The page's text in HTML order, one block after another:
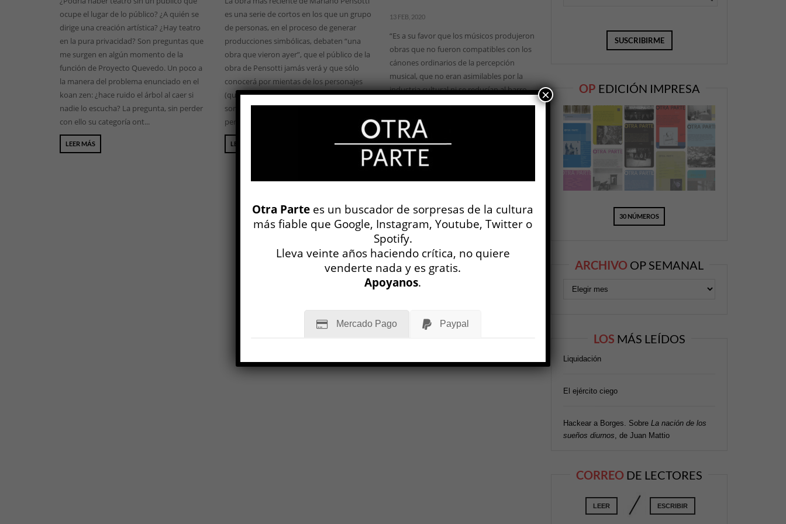
ocupe el lugar de lo público? ¿A quién se
dirige una creación artística? ¿Hay teatro
en la pura privacidad? Son preguntas que
me surgen en algún momento de la
función de Proyecto Quevedo. Un poco a
la manera del problema enunciado en el
koan zen: ¿hace ruido el árbol al caer si
nadie lo escucha? La pregunta, sin perder
con ello su categoría ont...
LEER MÁS
es una serie de cortos en los que un grupo
de personas, en el proceso de generar
producciones simbólicas, debaten “una
obra que vieron ayer”, que el público de la
obra de Pensotti jamás verá y que sólo
conocerá por mientas de los personajes
(que ayer fue público). Estos personajes
son, entre otros, un actor de una
performance que ocurrió en el ...
LEER MÁS
13 FEB, 2020
“Es a su favor que los músicos produjeron
obras que no fueron compatibles con los
cánones ordinarios de la percepción
musical, que no eran asimilables por la
industria cultural ni se reducían al barro
artificial y convencional del consumo de
mimetismo mortificante con las fórmulas
de la aceptación acrítica. Y al salvar su
honor, probablemente salvaron...
OP EDICIÓN IMPRESA
30 NÚMEROS
ARCHIVO OP SEMANAL
LOS MÁS LEÍDOS
Liquidación
El ejército ciego
Hackear a Borges. Sobre La nación de los
sueños diurnos , de Juan Mattio
CORREO DE LECTORES
LEER ESCRIBIR
Otra Parte es un buscador de sorpresas de la cultura
más fiable que Google, Instagram, Youtube, Twitter o
Spotify.
Lleva veinte años haciendo crítica, no quiere
venderte nada y es gratis.
Apoyanos.
Mercado Pago Paypal
×